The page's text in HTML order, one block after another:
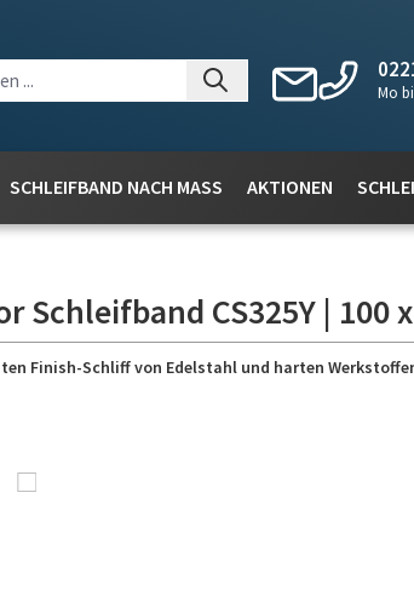
Mo
SCHLEIFBAND NACH MASS AKTIONEN
Schleifband CS325Y | 100
Finish-Schliff von Edelstahl und harten